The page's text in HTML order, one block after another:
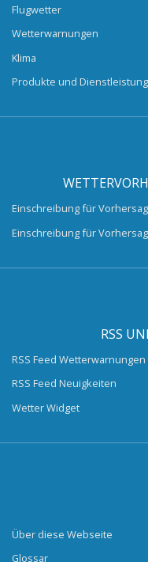
Flugwetter
Wetterwarnungen
Klima
Produkte und
Einschreibung für
Einschreibung für
RSS
RSS Feed Wetterwarnungen
RSS Feed Neuigkeiten
Wetter Widget
Über diese Webseite
Glossar